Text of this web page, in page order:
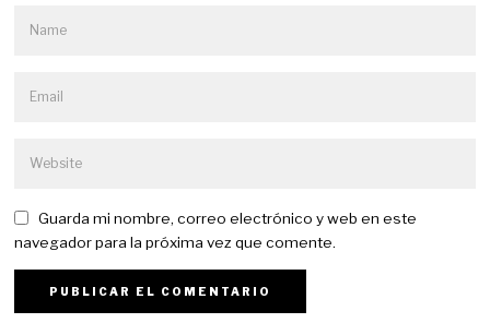
Guarda mi nombre, correo electrónico y web en este
navegador para la próxima vez que comente.